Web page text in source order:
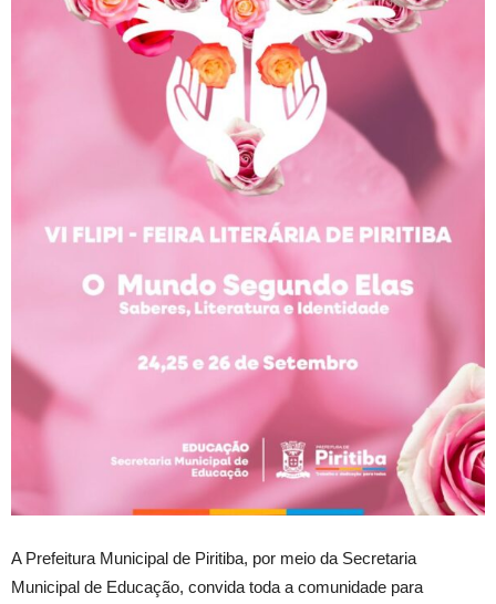
A Prefeitura Municipal de Piritiba, por meio da Secretaria
Municipal de Educação, convida toda a comunidade para